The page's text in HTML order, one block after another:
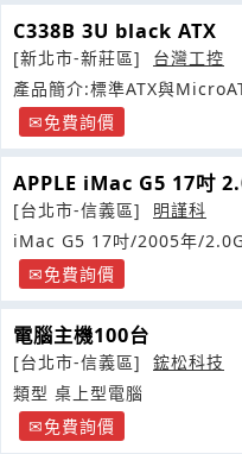
C338B 3U black ATX
[新北市-新莊區]
台灣工控
產品簡介:標準ATX與
然來臨免費詢價
APPLE iMac G5 17吋
[台北市-信義區]
明謹科
iMac G5 17吋/2005年/
免費詢價
電腦主機100台
[台北市-信義區]
鋐松科技
類型 桌上型電腦
免費詢價